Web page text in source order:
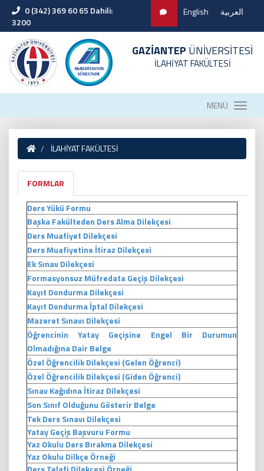
0 (342) 369 60 65 Dahili:
3200
English العربية
GAZİANTEP ÜNİVERSİTESİ
İLAHİYAT FAKÜLTESİ
MENÜ
İLAHİYAT FAKÜLTESİ
FORMLAR
Ders Yükü Formu
Başka Fakülteden Ders Alma Dilekçesi
Ders Muafiyet Dilekçesi
Ders Muafiyetine İtiraz Dilekçesi
Ek Sınav Dilekçesi
Formasyonsuz Müfredata Geçiş Dilekçesi
Kayıt Dondurma Dilekçesi
Kayıt Dondurma İptal Dilekçesi
Mazeret Sınavı Dilekçesi
Öğrencinin Yatay Geçişine Engel Bir Durumun
Olmadığına Dair Belge
Özel Öğrencilik Dilekçesi (Gelen Öğrenci)
Özel Öğrencilik Dilekçesi (Giden Öğrenci)
Sınav Kağıdına İtiraz Dilekçesi
Son Sınıf Olduğunu Gösterir Belge
Tek Ders Sınavı Dilekçesi
Yatay Geçiş Başvuru Formu
Yaz Okulu Ders Bırakma Dilekçesi
Yaz Okulu Dilkçe Örneği